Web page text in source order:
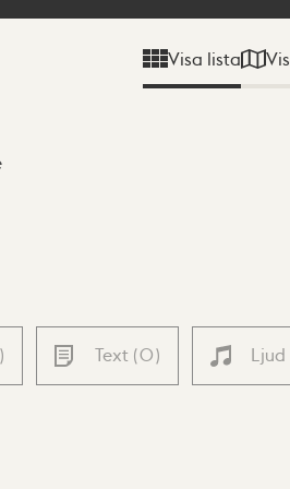
Visa lista
) Text (0) Ljud